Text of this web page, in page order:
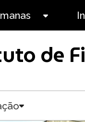
de